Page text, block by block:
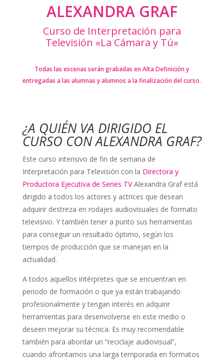
ALEXANDRA GRAF
Curso de Interpretación para
Televisión «La Cámara y Tú»
Todas las escenas serán grabadas en Alta Definición y
entregadas a las alumnas y alumnos a la finalización del curso.
¿A QUIÉN VA DIRIGIDO EL
CURSO CON ALEXANDRA GRAF?
Este curso intensivo de fin de semana de
Interpretación para Televisión con la Directora y
Productora Ejecutiva de Series TVAlexandra Graf está
dirigido a todos los actores y actrices que desean
adquirir destreza en rodajes audiovisuales de formato
televisivo. Y también tener a punto sus herramientas
para conseguir un resultado óptimo, según los
tiempos de producción que se manejan en la
actualidad.
A todos aquellos intérpretes que se encuentran en
periodo de formación o que ya están trabajando
profesionalmente y tengan interés en adquirir
herramientas para desenvolverse en este medio o
deseen mejorar su técnica. Es muy recomendable
también para abordar un “reciclaje audiovisual”,
cuando afrontamos una larga temporada en formatos